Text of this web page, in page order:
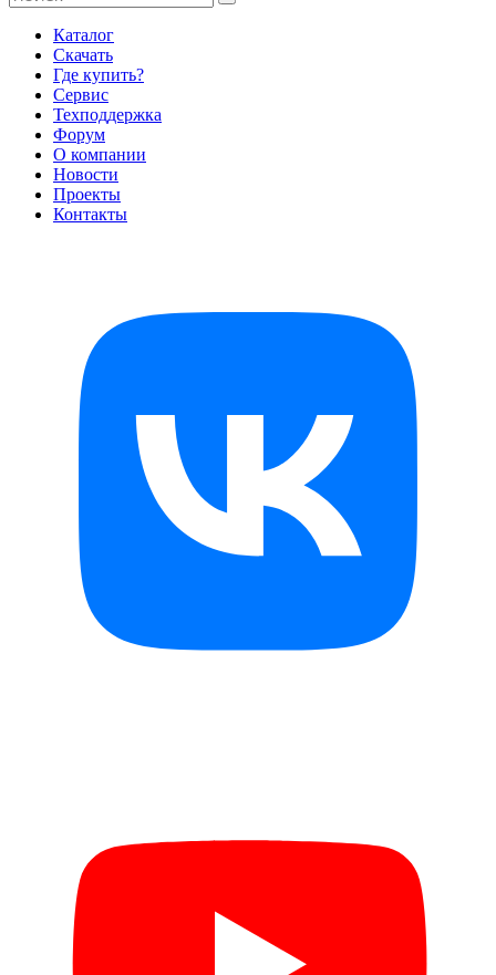
Каталог
Скачать
Где купить?
Сервис
Техподдержка
Форум
О компании
Новости
Проекты
Контакты